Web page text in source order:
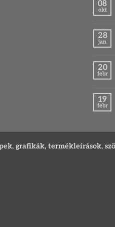
08
okt
28
jan
20
febr
19
febr
grafikák, termékleírások,